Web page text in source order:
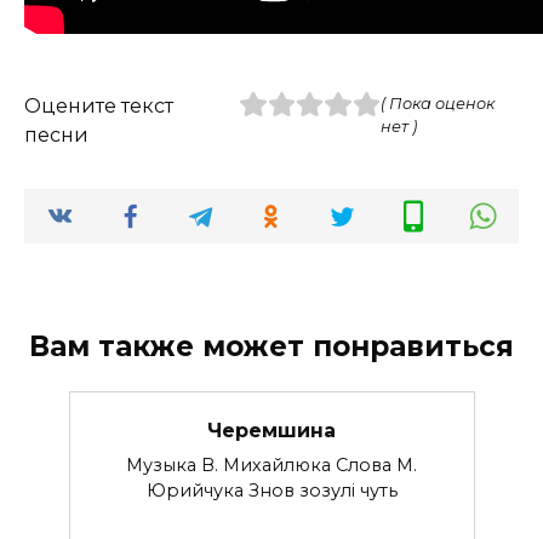
Оцените текст
песни
( Пока оценок
нет )
Вам также может понравиться
Черемшина
Музыка В. Михайлюка Слова М.
Юрийчука Знов зозулi чуть